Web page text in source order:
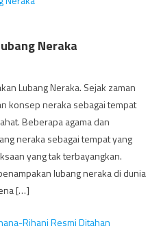
Neraka
Lubang Neraka. Sejak zaman
konsep neraka sebagai tempat
Beberapa agama dan
neraka sebagai tempat yang
yang tak terbayangkan.
lubang neraka di dunia
[…]